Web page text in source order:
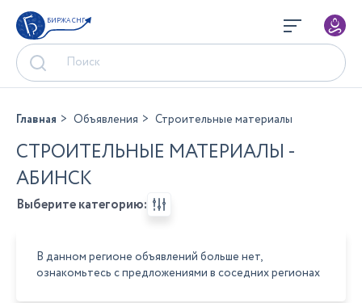
БИРЖА СНГ
Главная Объявления Строительные материалы
СТРОИТЕЛЬНЫЕ МАТЕРИАЛЫ -
АБИНСК
Выберите категорию:
В данном регионе объявлений больше нет,
ознакомьтесь с предложениями в соседних регионах